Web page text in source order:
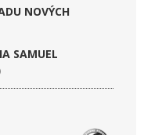
NOVÝCH
SAMUEL